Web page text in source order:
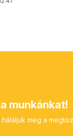
munkánkat!
háláljuk meg a